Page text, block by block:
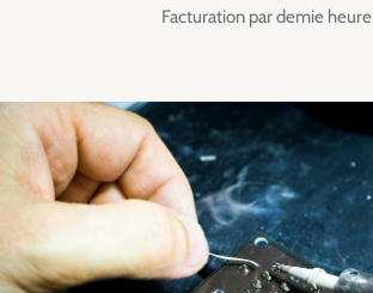
Facturation par demie heure